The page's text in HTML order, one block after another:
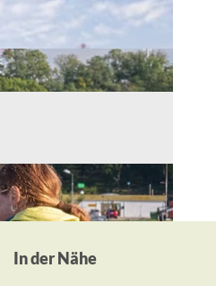
In der Nähe